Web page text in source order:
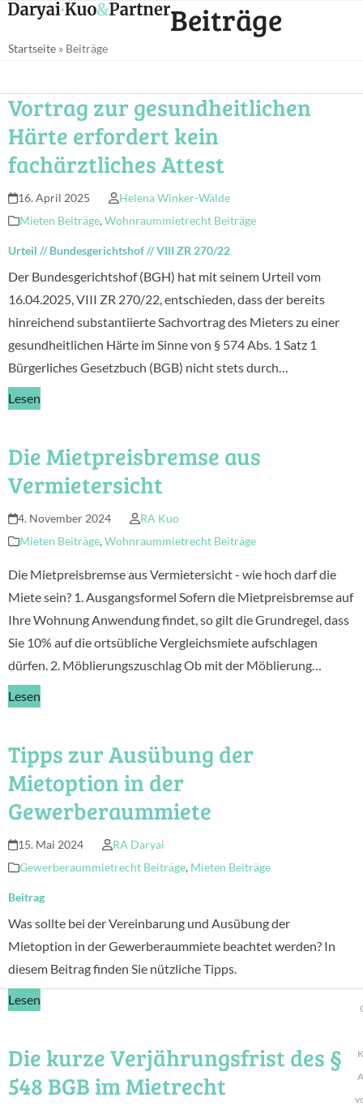
Skip
content
Open
menu
Close
menu
Beiträge
Startseite » Beiträge
Vortrag zur gesundheitlichen
Härte erfordert kein
fachärztliches Attest
16. April 2025
Helena Winker-Wälde
Mieten Beiträge, Wohnraummietrecht Beiträge
Urteil //Bundesgerichtshof//VIII ZR 270/22
Der Bundesgerichtshof (BGH) hat mit seinem Urteil vom
16.04.2025, VIII ZR 270/22, entschieden, dass der bereits
hinreichend substantiierte Sachvortrag des Mieters zu einer
gesundheitlichen Härte im Sinne von § 574 Abs. 1 Satz 1
Bürgerliches Gesetzbuch (BGB) nicht stets durch…
Lesen
Die Mietpreisbremse aus
Vermietersicht
4. November 2024
RA Kuo
Mieten Beiträge, Wohnraummietrecht Beiträge
Die Mietpreisbremse aus Vermietersicht - wie hoch darf die
Miete sein? 1. Ausgangsformel Sofern die Mietpreisbremse auf
Ihre Wohnung Anwendung findet, so gilt die Grundregel, dass
Sie 10% auf die ortsübliche Vergleichsmiete aufschlagen
dürfen. 2. Möblierungszuschlag Ob mit der Möblierung…
Lesen
Tipps zur Ausübung der
Mietoption in der
Gewerberaummiete
15. Mai 2024
RA Daryai
Gewerberaummietrecht Beiträge, Mieten Beiträge
Beitrag
Was sollte bei der Vereinbarung und Ausübung der
Mietoption in der Gewerberaummiete beachtet werden? In
diesem Beitrag finden Sie nützliche Tipps.
Lesen
Die kurze Verjährungsfrist des §
548 BGB im Mietrecht